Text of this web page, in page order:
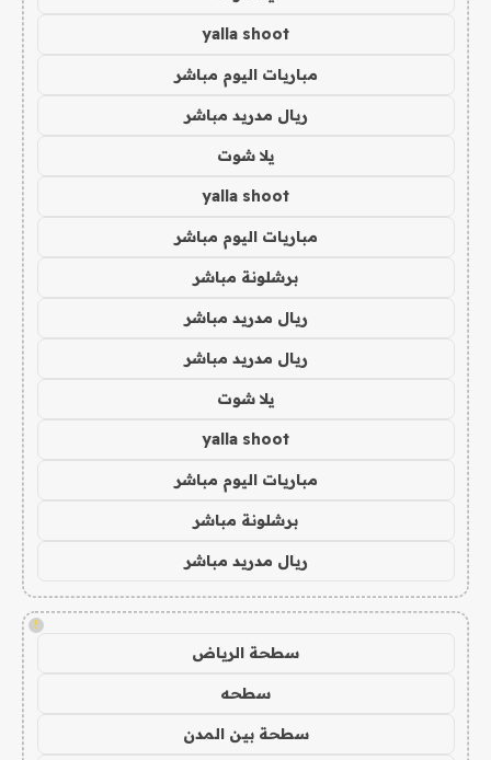
yalla shoot
مباريات اليوم مباشر
ريال مدريد مباشر
يلا شوت
yalla shoot
مباريات اليوم مباشر
برشلونة مباشر
ريال مدريد مباشر
ريال مدريد مباشر
يلا شوت
yalla shoot
مباريات اليوم مباشر
برشلونة مباشر
ريال مدريد مباشر
!
سطحة الرياض
سطحه
سطحة بين المدن